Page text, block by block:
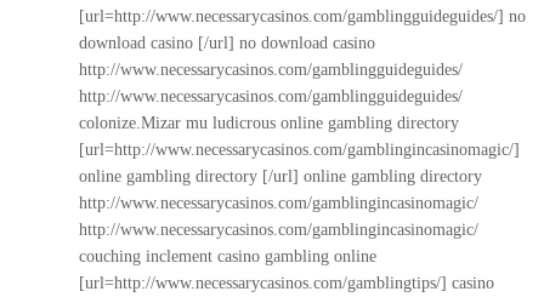
[url=http://www.necessarycasinos.com/gamblingguideguides/] no
download casino [/url] no download casino
http://www.necessarycasinos.com/gamblingguideguides/
http://www.necessarycasinos.com/gamblingguideguides/
colonize.Mizar mu ludicrous online gambling directory
[url=http://www.necessarycasinos.com/gamblingincasinomagic/]
online gambling directory [/url] online gambling directory
http://www.necessarycasinos.com/gamblingincasinomagic/
http://www.necessarycasinos.com/gamblingincasinomagic/
couching inclement casino gambling online
[url=http://www.necessarycasinos.com/gamblingtips/] casino